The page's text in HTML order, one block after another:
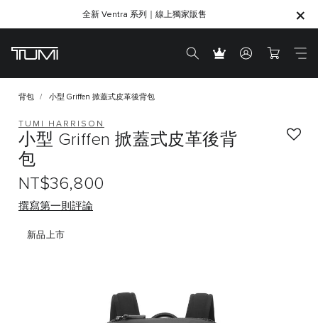
SHOP GIFTS
SHOP GIFTS
全新 Ventra 系列｜線上獨家販售
背包 小型 Griffen 掀蓋式皮革後背包
新品上市
TUMI HARRISON
小型 Griffen 掀蓋式皮革後背
包
NT$36,800
撰寫第一則評論